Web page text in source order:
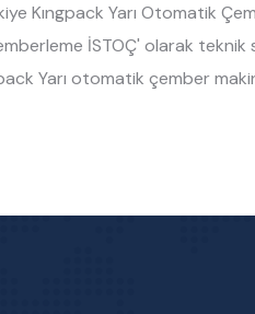
Kıngpack Yarı Otomatik
İSTOÇ' olarak
Yarı otomatik çember